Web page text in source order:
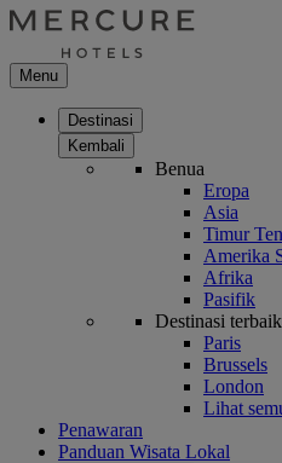
Menu
Destinasi
Kembali
Benua
Eropa
Asia
Timur
Amerika
Afrika
Pasifik
Destinasi
Paris
Brussels
London
Lihat
Penawaran
Panduan Wisata Lokal